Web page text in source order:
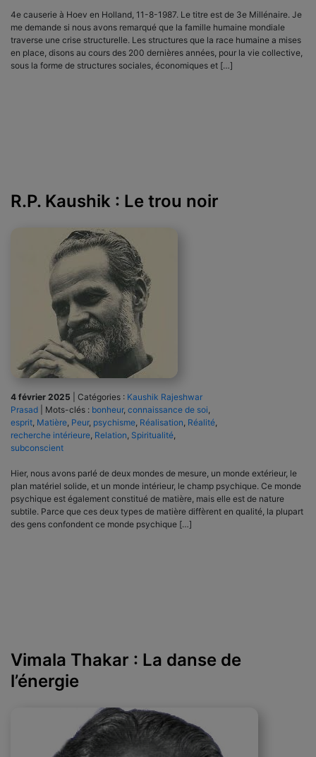
4e causerie à Hoev en Holland, 11-8-1987. Le titre est de 3e Millénaire. Je
me demande si nous avons remarqué que la famille humaine mondiale
traverse une crise structurelle. Les structures que la race humaine a mises
en place, disons au cours des 200 dernières années, pour la vie collective,
sous la forme de structures sociales, économiques et […]
R.P. Kaushik : Le trou noir
4 février 2025 Catégories : Kaushik Rajeshwar
Prasad
Mots-clés : bonheur, connaissance de soi
esprit Matière Peur, psychisme Réalisation Réalité
recherche intérieure Relation Spiritualité
subconscient
Hier, nous avons parlé de deux mondes de mesure, un monde extérieur, le
plan matériel solide, et un monde intérieur, le champ psychique. Ce monde
psychique est également constitué de matière, mais elle est de nature
subtile. Parce que ces deux types de matière diffèrent en qualité, la plupart
des gens confondent ce monde psychique […]
Vimala Thakar : La danse de
l’énergie